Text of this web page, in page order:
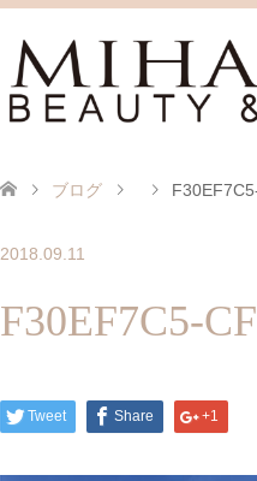
ブログ
2018.09.11
F30EF7C5-
Tweet Share +1